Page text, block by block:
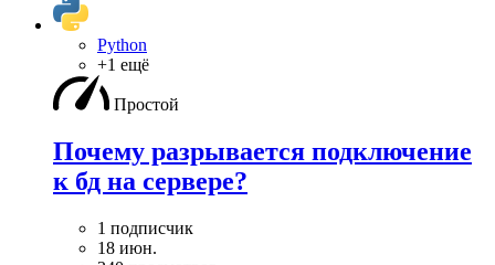
Python
+1 ещё
Простой
Почему разрывается подключение
к бд на сервере?
1 подписчик
18 июн.